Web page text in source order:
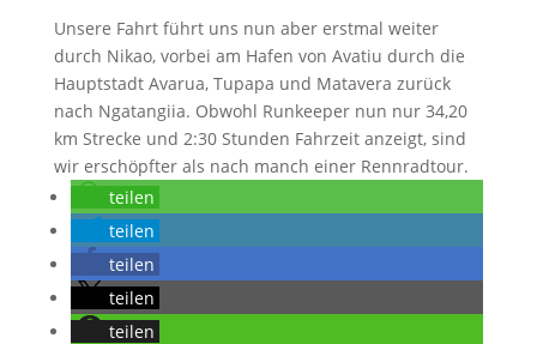
Unsere Fahrt führt uns nun aber erstmal weiter
durch Nikao, vorbei am Hafen von Avatiu durch die
Hauptstadt Avarua, Tupapa und Matavera zurück
nach Ngatangiia. Obwohl Runkeeper nun nur 34,20
km Strecke und 2:30 Stunden Fahrzeit anzeigt, sind
wir erschöpfter als nach manch einer Rennradtour.
teilen
teilen
teilen
teilen
teilen